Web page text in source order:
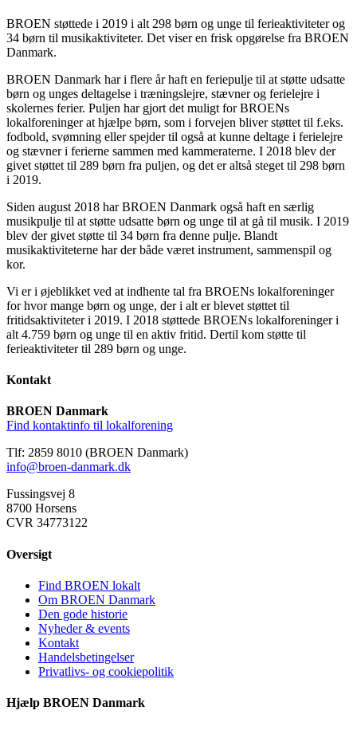
BROEN støttede i 2019 i alt 298 børn og unge til ferieaktiviteter og
34 børn til musikaktiviteter. Det viser en frisk opgørelse fra BROEN
Danmark.
BROEN Danmark har i flere år haft en feriepulje til at støtte udsatte
børn og unges deltagelse i træningslejre, stævner og ferielejre i
skolernes ferier. Puljen har gjort det muligt for BROENs
lokalforeninger at hjælpe børn, som i forvejen bliver støttet til f.eks.
fodbold, svømning eller spejder til også at kunne deltage i ferielejre
og stævner i ferierne sammen med kammeraterne. I 2018 blev der
givet støttet til 289 børn fra puljen, og det er altså steget til 298 børn
i 2019.
Siden august 2018 har BROEN Danmark også haft en særlig
musikpulje til at støtte udsatte børn og unge til at gå til musik. I 2019
blev der givet støtte til 34 børn fra denne pulje. Blandt
musikaktiviteterne har der både været instrument, sammenspil og
kor.
Vi er i øjeblikket ved at indhente tal fra BROENs lokalforeninger
for hvor mange børn og unge, der i alt er blevet støttet til
fritidsaktiviteter i 2019. I 2018 støttede BROENs lokalforeninger i
alt 4.759 børn og unge til en aktiv fritid. Dertil kom støtte til
ferieaktiviteter til 289 børn og unge.
Kontakt
BROEN Danmark
Find kontaktinfo til lokalforening
Tlf: 2859 8010 (BROEN Danmark)
info@broen-danmark.dk
Fussingsvej 8
8700 Horsens
CVR 34773122
Oversigt
Find BROEN lokalt
Om BROEN Danmark
Den gode historie
Nyheder & events
Kontakt
Handelsbetingelser
Privatlivs- og cookiepolitik
Hjælp BROEN Danmark